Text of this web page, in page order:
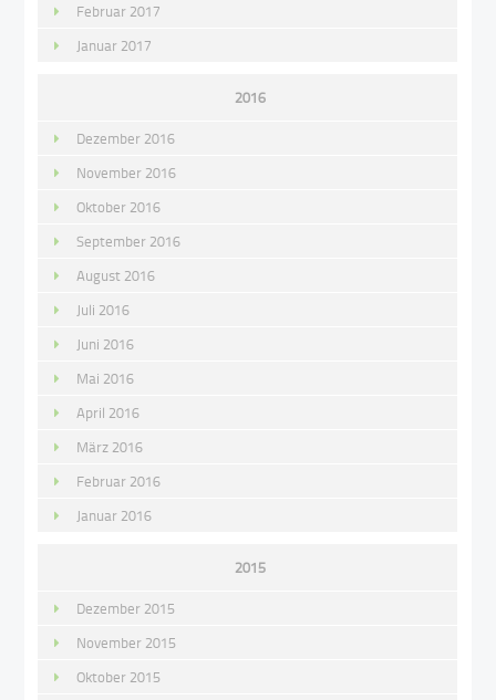
Februar 2017
Januar 2017
2016
Dezember 2016
November 2016
Oktober 2016
September 2016
August 2016
Juli 2016
Juni 2016
Mai 2016
April 2016
März 2016
Februar 2016
Januar 2016
2015
Dezember 2015
November 2015
Oktober 2015